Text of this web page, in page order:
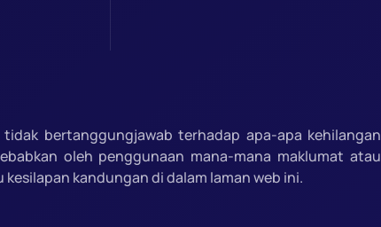
tidak bertanggungjawab terhadap apa-apa kehilangan
oleh penggunaan mana-mana maklumat atau
kandungan di dalam laman web ini.